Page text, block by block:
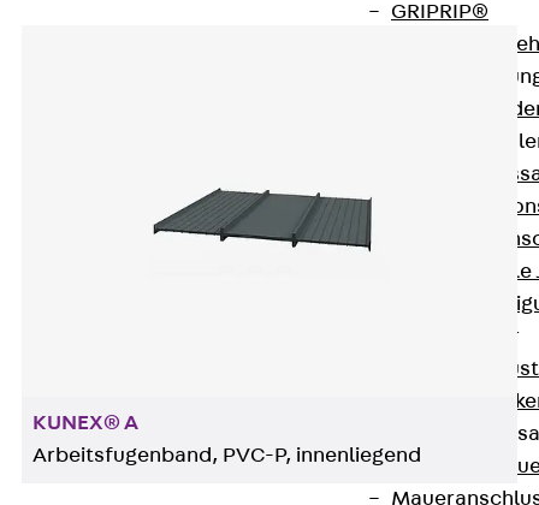
GRIPRIP®
Winkelkonsole
Brüstungsanker
Zurück
KUNEX® A
Arbeitsfugenband, PVC-P, innenliegend